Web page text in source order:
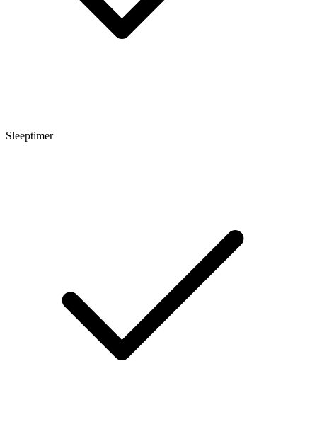
Sleeptimer